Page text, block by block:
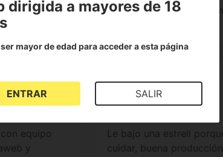
25
de clientes lo
equipo
y
Christopher
Le bajo una estrell
cuidar, buena
dirigida a mayores de 18
mayor de edad para acceder a esta página
ENTRAR SALIR